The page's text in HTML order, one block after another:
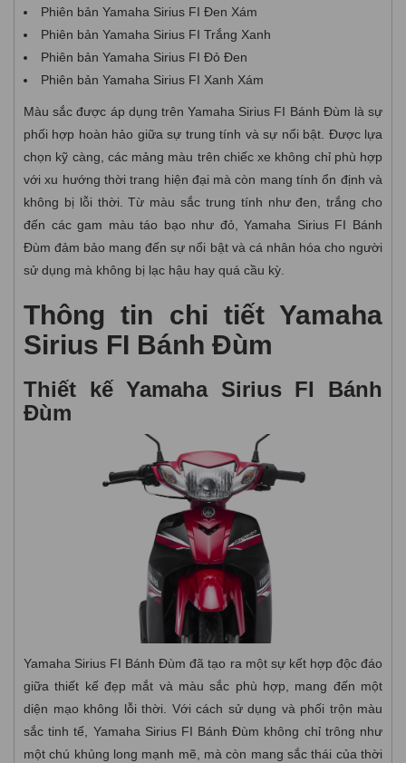
Phiên bản Yamaha Sirius FI Đen Xám
Phiên bản Yamaha Sirius FI Trắng Xanh
Phiên bản Yamaha Sirius FI Đỏ Đen
Phiên bản Yamaha Sirius FI Xanh Xám
Màu sắc được áp dụng trên Yamaha Sirius FI Bánh Đùm là sự
phối hợp hoàn hảo giữa sự trung tính và sự nổi bật. Được lựa
chọn kỹ càng, các mảng màu trên chiếc xe không chỉ phù hợp
với xu hướng thời trang hiện đại mà còn mang tính ổn định và
không bị lỗi thời. Từ màu sắc trung tính như đen, trắng cho
đến các gam màu táo bạo như đỏ, Yamaha Sirius FI Bánh
Đùm đảm bảo mang đến sự nổi bật và cá nhân hóa cho người
sử dụng mà không bị lạc hậu hay quá cầu kỳ.
Thông tin chi tiết Yamaha
Sirius FI Bánh Đùm
Thiết kế Yamaha Sirius FI Bánh
Đùm
Yamaha Sirius FI Bánh Đùm đã tạo ra một sự kết hợp độc đáo
giữa thiết kế đẹp mắt và màu sắc phù hợp, mang đến một
diện mạo không lỗi thời. Với cách sử dụng và phối trộn màu
sắc tinh tế, Yamaha Sirius FI Bánh Đùm không chỉ trông như
một chú khủng long mạnh mẽ, mà còn mang sắc thái của thời